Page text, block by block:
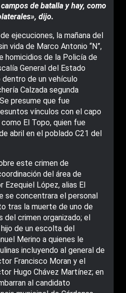
de batalla y hay, como
dijo.
ejecuciones, la mañana del
vida de Marco Antonio “N”,
homicidios de la Policía de
General del Estado
dentro de un vehículo
Calzada segunda
presume que fue
vínculos con el capo
como El Topo, quien fue
abril en el poblado C21 del
este crimen de
del área de
Ezequiel López, alias El
se concentrara el personal
tras la muerte de uno de
del crimen organizado; el
de un escolta del
Merino a quienes le
incluyendo al general de
Francisco Moran y el
Hugo Chávez Martínez; en
al candidato